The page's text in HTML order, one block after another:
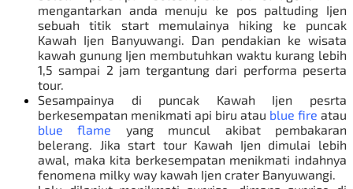
mengantarkan anda menuju ke pos paltuding Ijen
sebuah titik start memulainya hiking ke puncak
Kawah Ijen Banyuwangi. Dan pendakian ke wisata
kawah gunung Ijen membutuhkan waktu kurang lebih
1,5 sampai 2 jam tergantung dari performa peserta
tour.
Sesampainya di puncak Kawah Ijen pesrta
berkesempatan menikmati api biru atau blue fire atau
blue flame yang muncul akibat pembakaran
belerang. Jika start tour Kawah Ijen dimulai lebih
awal, maka kita berkesempatan menikmati indahnya
fenomena milky way kawah Ijen crater Banyuwangi.